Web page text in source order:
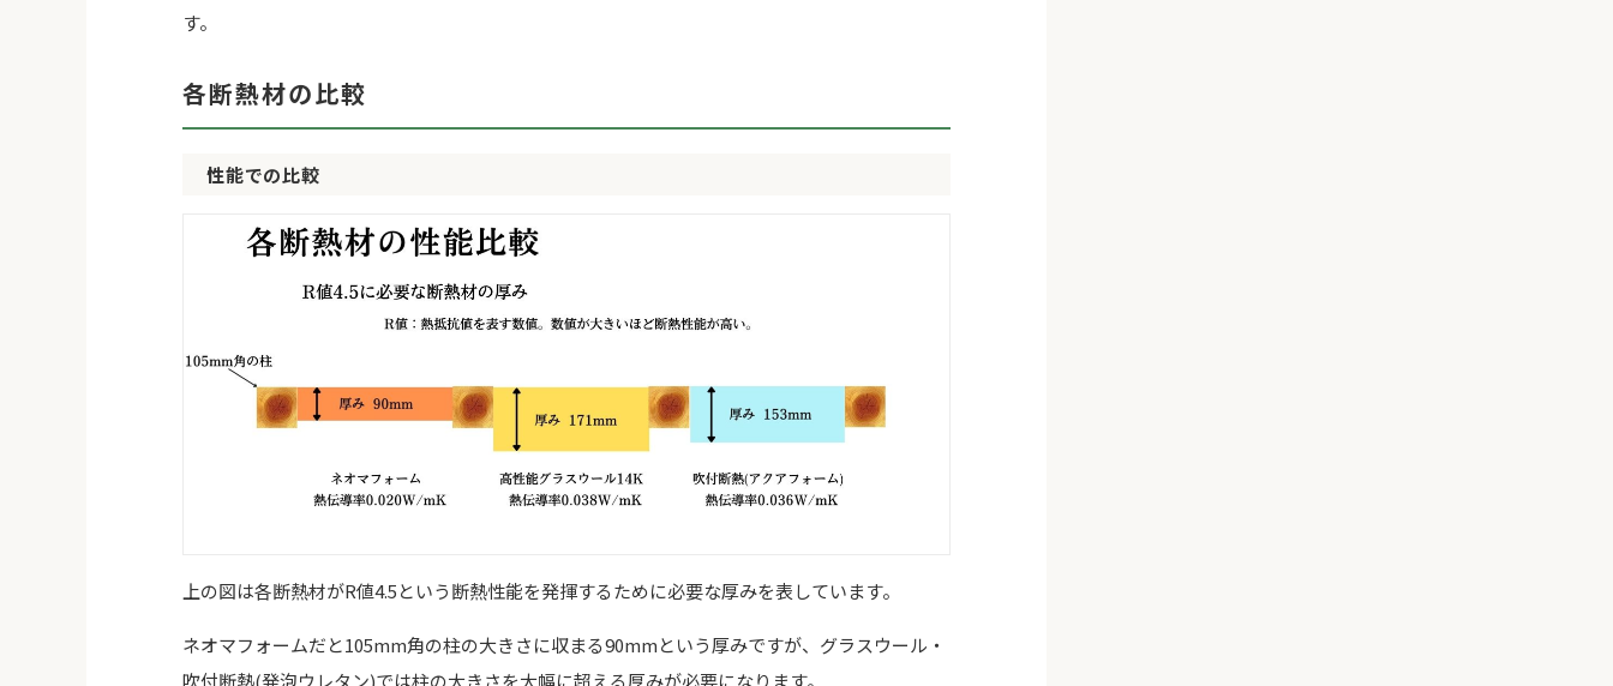
す。
各断熱材の比較
性能での比較
上の図は各断熱材がR値4.5という断熱性能を発揮するために必要な厚みを表しています。
ネオマフォームだと105mm角の柱の大きさに収まる90mmという厚みですが、グラスウール・
吹付断熱(発泡ウレタン)では柱の大きさを大幅に超える厚みが必要になります。